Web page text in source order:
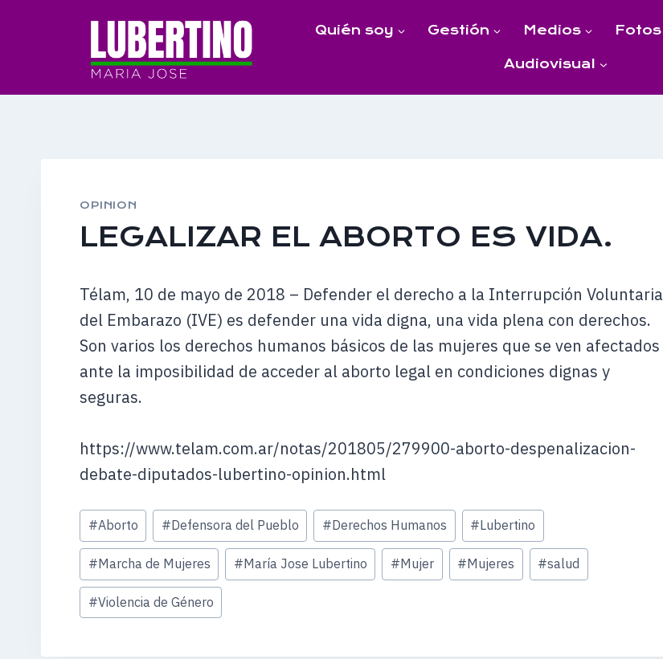
Quién soy Gestión Medios Fotos
Audiovisual
OPINION
LEGALIZAR EL ABORTO ES VIDA.
Télam, 10 de mayo de 2018 – Defender el derecho a la Interrupción Voluntaria
del Embarazo (IVE) es defender una vida digna, una vida plena con derechos.
Son varios los derechos humanos básicos de las mujeres que se ven afectados
ante la imposibilidad de acceder al aborto legal en condiciones dignas y
seguras.
https://www.telam.com.ar/notas/201805/279900-aborto-despenalizacion-
debate-diputados-lubertino-opinion.html
Etiquetas
de
la
entrada:
#Aborto #Defensora del Pueblo #Derechos Humanos #Lubertino
#Marcha de Mujeres #María Jose Lubertino #Mujer #Mujeres #salud
#Violencia de Género